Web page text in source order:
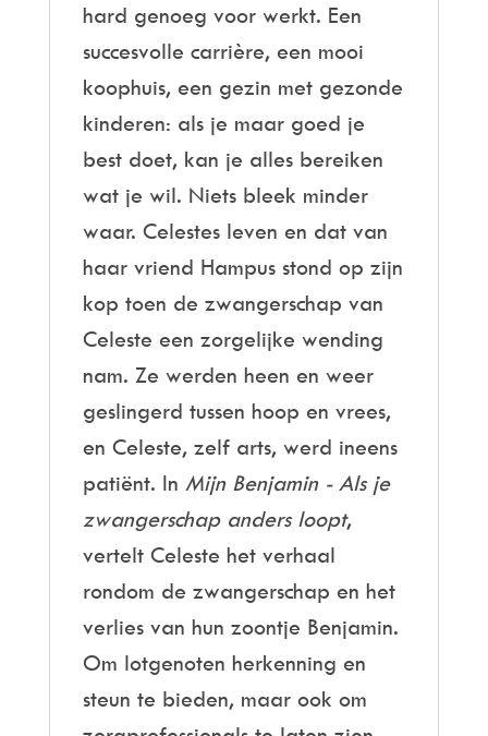
hard genoeg voor werkt. Een
succesvolle carrière, een mooi
koophuis, een gezin met gezonde
kinderen: als je maar goed je
best doet, kan je alles bereiken
wat je wil. Niets bleek minder
waar. Celestes leven en dat van
haar vriend Hampus stond op zijn
kop toen de zwangerschap van
Celeste een zorgelijke wending
nam. Ze werden heen en weer
geslingerd tussen hoop en vrees,
en Celeste, zelf arts, werd ineens
patiënt. In Mijn Benjamin - Als je
zwangerschap anders loopt,
vertelt Celeste het verhaal
rondom de zwangerschap en het
verlies van hun zoontje Benjamin.
Om lotgenoten herkenning en
steun te bieden, maar ook om